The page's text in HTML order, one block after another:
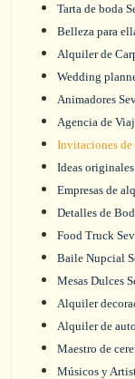
Tarta de boda
Belleza para
Alquiler de
Wedding
Animadores
Agencia de
Invitaciones
Ideas
Empresas de
Detalles de
Food Truck
Baile Nupcial
Mesas Dulces
Alquiler
Alquiler de
Maestro de
Músicos y